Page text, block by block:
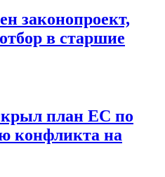
законопроект,
в старшие
план ЕС по
конфликта на